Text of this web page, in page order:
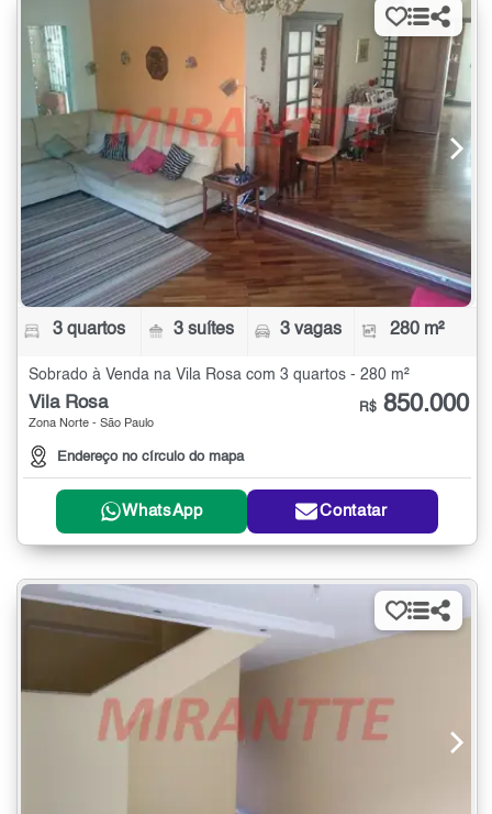
3 quartos 3 suítes 3 vagas 280 m²
Sobrado à Venda na Vila Rosa com 3 quartos - 280 m²
Vila Rosa
Zona Norte - São Paulo
Endereço no círculo do mapa
R$ 850.000
WhatsApp Contatar